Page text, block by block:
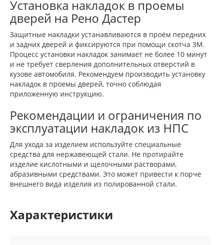
Установка накладок в проемы
дверей на Рено Дастер
Защитные накладки устанавливаются в проём передних
и задних дверей и фиксируются при помощи скотча 3М.
Процесс установки накладок занимает не более 10 минут
и не требует сверления дополнительных отверстий в
кузове автомобиля. Рекомендуем производить установку
накладок в проемы дверей, точно соблюдая
приложенную инструкцию.
Рекомендации и ограничения по
эксплуатации накладок из НПС
Для ухода за изделием используйте специальные
средства для нержавеющей стали. Не протирайте
изделие кислотными и щелочными растворами,
абразивными средствами. Это может привести к порче
внешнего вида изделия из полированной стали.
Характеристики